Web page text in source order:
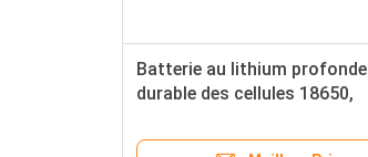
Batterie au lithium profonde
durable des cellules 18650,
à la maison pour solaire